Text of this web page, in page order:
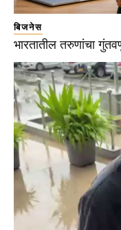
बिजनेस
भारतातील तरुणांचा